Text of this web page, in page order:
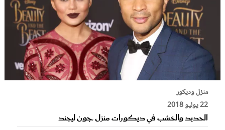
منزل وديكور
22 يوليو 2018
الحديد والخشب في ديكورات منزل جون ليجند